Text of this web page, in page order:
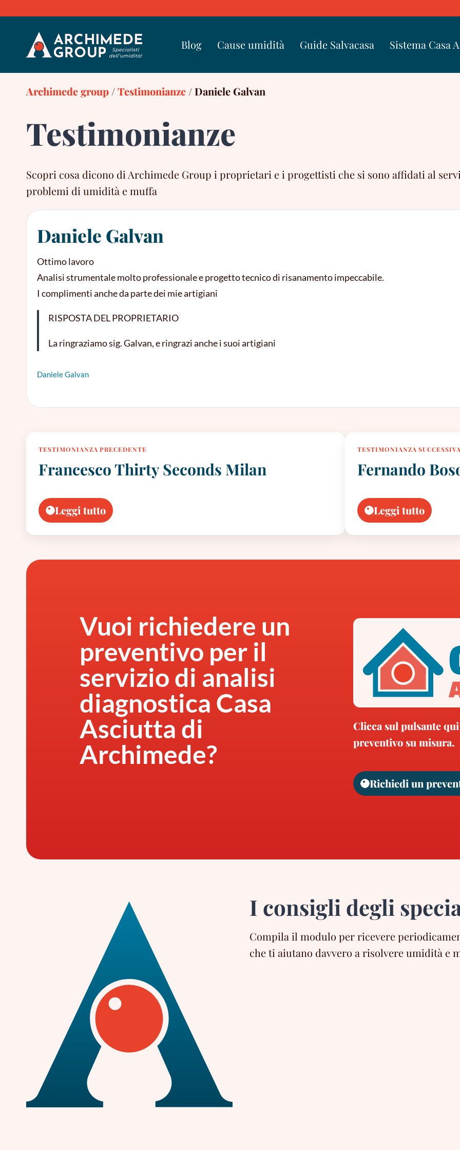
content
Blog Cause umidità Guide Salvacasa Sistema Casa
Archimede group /Testimonianze / Daniele Galvan
Testimonianze
Scopri cosa dicono di Archimede Group i proprietari e i progettisti che si sono affidati al
problemi di umidità e muffa
Daniele Galvan
Ottimo lavoro
Analisi strumentale molto professionale e progetto tecnico di risanamento impeccabile.
I complimenti anche da parte dei mie artigiani
RISPOSTA DEL PROPRIETARIO
La ringraziamo sig. Galvan, e ringrazi anche i suoi artigiani
Daniele Galvan
TESTIMONIANZA PRECEDENTE
Francesco Thirty Seconds Milan
Leggi tutto
TESTIMONIANZA
Fernando
Leggi tutto
Vuoi richiedere un
preventivo per il
servizio di analisi
diagnostica Casa
Asciutta di
Archimede?
Clicca sul pulsante
preventivo su misura.
Richiedi un
I consigli degli
Compila il modulo per ricevere
che ti aiutano davvero a risolvere umidità e